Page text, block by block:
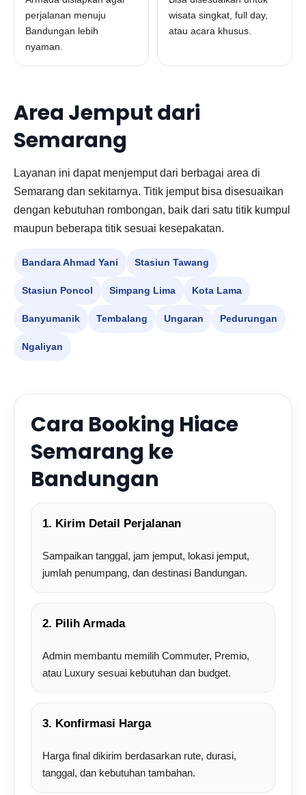
perjalanan menuju
Bandungan lebih
nyaman.
wisata singkat, full day,
atau acara khusus.
Area Jemput dari
Semarang
Layanan ini dapat menjemput dari berbagai area di
Semarang dan sekitarnya. Titik jemput bisa disesuaikan
dengan kebutuhan rombongan, baik dari satu titik kumpul
maupun beberapa titik sesuai kesepakatan.
Bandara Ahmad Yani Stasiun Tawang
Stasiun Poncol Simpang Lima Kota Lama
Banyumanik Tembalang Ungaran Pedurungan
Ngaliyan
Cara Booking Hiace
Semarang ke
Bandungan
1. Kirim Detail Perjalanan
Sampaikan tanggal, jam jemput, lokasi jemput,
jumlah penumpang, dan destinasi Bandungan.
2. Pilih Armada
Admin membantu memilih Commuter, Premio,
atau Luxury sesuai kebutuhan dan budget.
3. Konfirmasi Harga
Harga final dikirim berdasarkan rute, durasi,
tanggal, dan kebutuhan tambahan.